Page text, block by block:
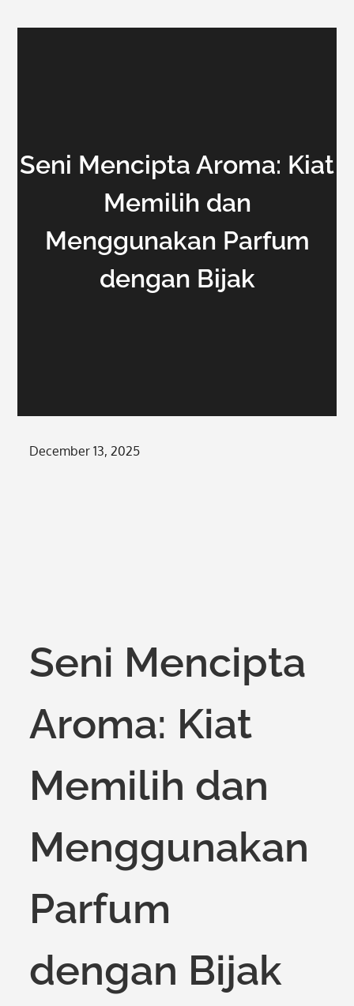
Seni Mencipta Aroma: Kiat
Memilih dan
Menggunakan Parfum
dengan Bijak
Posted
December 13, 2025
Seni Mencipta
Aroma: Kiat
Memilih dan
Menggunakan
Parfum
dengan Bijak